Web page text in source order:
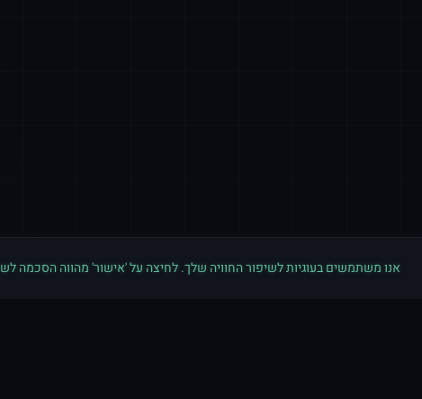
אנו משתמשים בעוגיות לשיפור החוויה שלך. לחיצה על 'אישור' מהווה הסכמה